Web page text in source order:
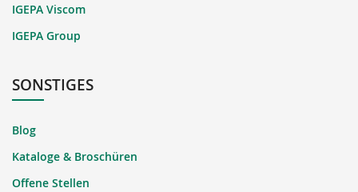
IGEPA Viscom
IGEPA Group
SONSTIGES
Blog
Kataloge & Broschüren
Offene Stellen